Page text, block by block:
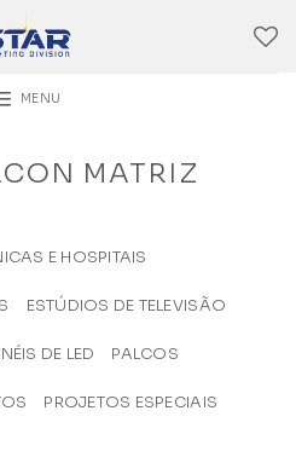
MENU
MATRIZ
E HOSPITAIS
ESTÚDIOS DE TELEVISÃO
DE LED PALCOS
PROJETOS ESPECIAIS